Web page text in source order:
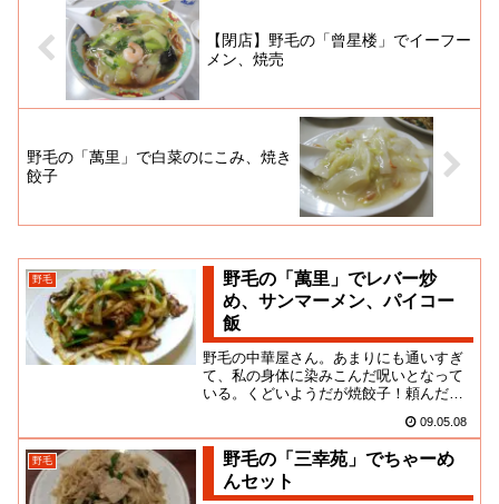
【閉店】野毛の「曾星楼」でイーフー
メン、焼売
野毛の「萬里」で白菜のにこみ、焼き
餃子
野毛
野毛の「萬里」でレバー炒
め、サンマーメン、パイコー
飯
野毛の中華屋さん。あまりにも通いすぎ
て、私の身体に染みこんだ呪いとなって
いる。くどいようだが焼餃子！頼んだ方
らおうか！今週の半額メニュー... 09.05.08
野毛
野毛の「三幸苑」でちゃーめ
んセット